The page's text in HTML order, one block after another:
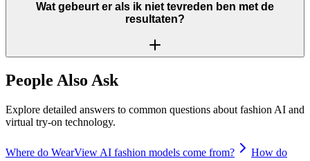
Wat gebeurt er als ik niet tevreden ben met de
resultaten?
People Also Ask
Explore detailed answers to common questions about fashion AI and
virtual try-on technology.
Where do WearView AI fashion models come from?
How do